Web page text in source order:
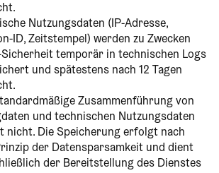
Nutzungsdaten (IP-Adresse,
ID, Zeitstempel) werden zu Zwecken
Sicherheit temporär in technischen Logs
und spätestens nach 12 Tagen
Zusammenführung von
und technischen Nutzungsdaten
nicht. Die Speicherung erfolgt nach
der Datensparsamkeit und dient
der Bereitstellung des Dienstes